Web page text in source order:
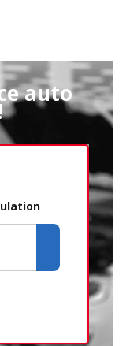
auto